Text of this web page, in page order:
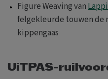
Figure Weaving van
felgekleurde touwen de
kippengaas
UiTPAS-